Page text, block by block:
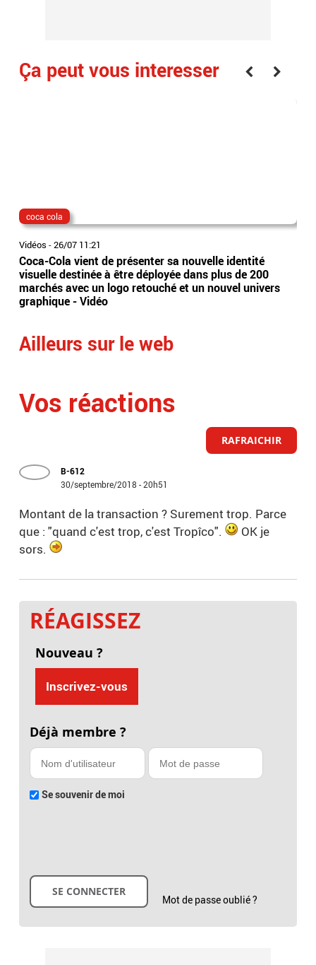
Ça peut vous interesser
coca cola
Vidéos -26/07 11:21
Coca-Cola vient de présenter sa nouvelle identité
visuelle destinée à être déployée dans plus de 200
marchés avec un logo retouché et un nouvel univers
graphique - Vidéo
Ailleurs sur le web
Vos réactions
RAFRAICHIR
B-612
30/septembre/2018 - 20h51
Montant de la transaction ? Surement trop. Parce
que : "quand c'est trop, c'est Tropîco".
OK je
sors.
RÉAGISSEZ
Nouveau ?
Inscrivez-vous
Déjà membre ?
Se souvenir de moi
Mot de passe oublié ?